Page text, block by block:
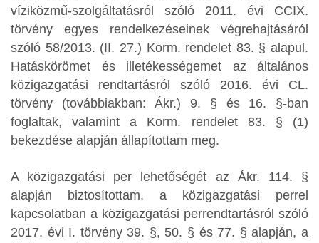
víziközmű-szolgáltatásról szóló 2011. évi CCIX.
törvény egyes rendelkezéseinek végrehajtásáról
szóló 58/2013. (II. 27.) Korm. rendelet 83. § alapul.
Hatáskörömet és illetékességemet az általános
közigazgatási rendtartásról szóló 2016. évi CL.
törvény (továbbiakban: Ákr.) 9. § és 16. §-ban
foglaltak, valamint a Korm. rendelet 83. § (1)
bekezdése alapján állapítottam meg.
A közigazgatási per lehetőségét az Ákr. 114. §
alapján biztosítottam, a közigazgatási perrel
kapcsolatban a közigazgatási perrendtartásról szóló
2017. évi I. törvény 39. §, 50. § és 77. § alapján, a